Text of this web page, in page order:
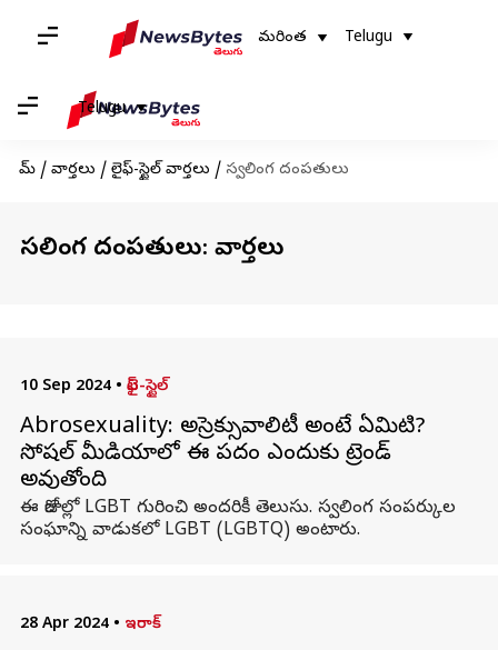
మరింత Telugu
Telugu
హోమ్ / వార్తలు / లైఫ్-స్టైల్ వార్తలు / స్వలింగ దంపతులు
స్వలింగ దంపతులు: వార్తలు
10 Sep 2024 • లైఫ్-స్టైల్
Abrosexuality: అబ్రాసెక్సువాలిటీ అంటే ఏమిటి?
సోషల్ మీడియాలో ఈ పదం ఎందుకు ట్రెండ్
అవుతోంది
ఈ రోజుల్లో LGBT గురించి అందరికీ తెలుసు. స్వలింగ సంపర్కుల
సంఘాన్ని వాడుకలో LGBT (LGBTQ) అంటారు.
28 Apr 2024 • ఇరాక్